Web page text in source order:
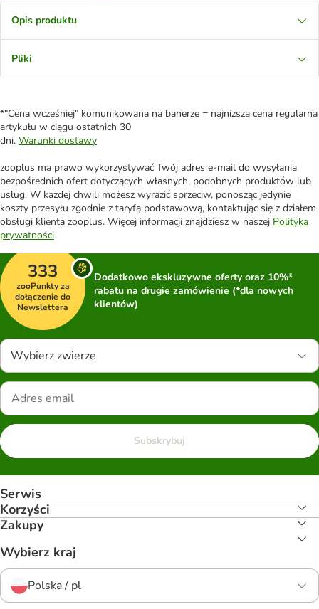
Opis produktu
Pliki
*"Cena wcześniej" komunikowana na banerze = najniższa cena regularna
artykułu w ciągu ostatnich 30
dni. Warunki dostawy
zooplus ma prawo wykorzystywać Twój adres e-mail do wysyłania
bezpośrednich ofert dotyczących własnych, podobnych produktów lub
usług. W każdej chwili możesz wyrazić sprzeciw, ponosząc jedynie
koszty przesyłu zgodnie z taryfą podstawową, kontaktując się z działem
obsługi klienta zooplus. Więcej informacji znajdziesz w naszej Polityka
prywatności
333
zooPunkty za
dołączenie do
Newslettera
Dodatkowo ekskluzywne oferty oraz 10%*
rabatu na drugie zamówienie (*dla nowych
klientów)
Wybierz zwierzę
Subskrybuj
Serwis
Korzyści
Zakupy
Wybierz kraj
Polska / pl